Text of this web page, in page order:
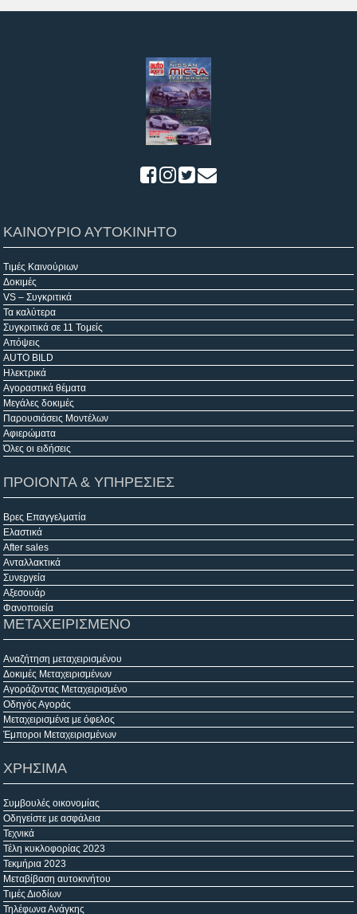
ΚΑΙΝΟΥΡΙΟ ΑΥΤΟΚΙΝΗΤΟ
Τιμές Καινούριων
Δοκιμές
VS – Συγκριτικά
Τα καλύτερα
Συγκριτικά σε 11 Τομείς
Απόψεις
AUTO BILD
Ηλεκτρικά
Αγοραστικά θέματα
Μεγάλες δοκιμές
Παρουσιάσεις Μοντέλων
Αφιερώματα
Όλες οι ειδήσεις
ΠΡΟΙΟΝΤΑ & ΥΠΗΡΕΣΙΕΣ
Βρες Επαγγελματία
Ελαστικά
After sales
Ανταλλακτικά
Συνεργεία
Αξεσουάρ
Φανοποιεία
ΜΕΤΑΧΕΙΡΙΣΜΕΝΟ
Αναζήτηση μεταχειρισμένου
Δοκιμές Μεταχειρισμένων
Αγοράζοντας Μεταχειρισμένο
Οδηγός Αγοράς
Μεταχειρισμένα με όφελος
Έμποροι Μεταχειρισμένων
ΧΡΗΣΙΜΑ
Συμβουλές οικονομίας
Οδηγείστε με ασφάλεια
Τεχνικά
Τέλη κυκλοφορίας 2023
Τεκμήρια 2023
Μεταβίβαση αυτοκινήτου
Τιμές Διοδίων
Τηλέφωνα Ανάγκης